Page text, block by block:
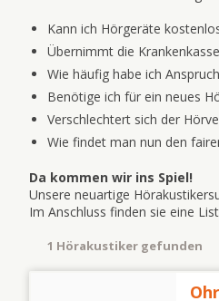
Kann ich Hörgeräte
Übernimmt die
Wie häufig habe ich
Benötige ich für ein neues
Verschlechtert sich der
Wie findet man nun den
Da kommen wir ins Spiel!
Unsere neuartige
Im Anschluss finden sie eine
1 Hörakustiker gefunden